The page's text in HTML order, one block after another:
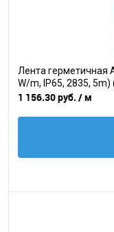
Лента герметичная
W/m, IP65, 2835,
1 156.30 руб. / м